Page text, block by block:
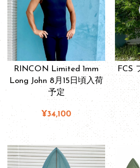
RINCON Limited 1mm
Long John 8月15日頃入荷
予定
¥34,100
FCS